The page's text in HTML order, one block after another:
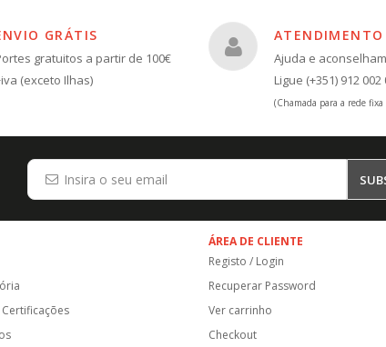
GRÁTIS
gratuitos a partir de 100€
(exceto Ilhas)
ATENDIMENTO
Ajuda e
Ligue (+351) 912 002
(Chamada para a rede
ÁREA DE CLIENTE
Registo / Login
Recuperar Password
Ver carrinho
Checkout